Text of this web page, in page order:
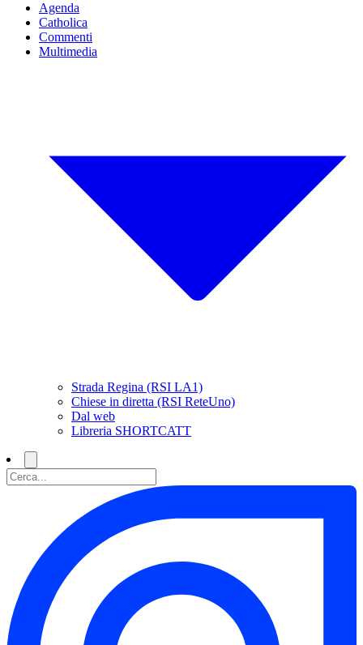
Agenda
Catholica
Commenti
Multimedia
Strada Regina (RSI LA1)
Chiese in diretta (RSI ReteUno)
Dal web
Libreria SHORTCATT